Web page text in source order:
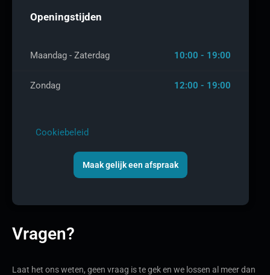
Openingstijden
Maandag - Zaterdag 10:00 - 19:00
Zondag 12:00 - 19:00
Cookiebeleid
Maak gelijk een afspraak
Vragen?
Laat het ons weten, geen vraag is te gek en we lossen al meer dan